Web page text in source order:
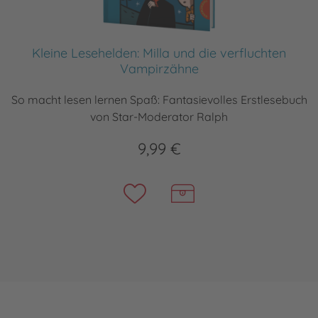
Kleine Lesehelden: Milla und die verfluchten
Vampirzähne
So macht lesen lernen Spaß: Fantasievolles Erstlesebuch
von Star-Moderator Ralph
9,99 €